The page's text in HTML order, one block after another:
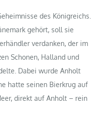
des Königreichs.
gehört, soll sie
verdanken, der im
Schonen, Halland und
Dabei wurde Anholt
hatte seinen Bierkrug auf
direkt auf Anholt – rein